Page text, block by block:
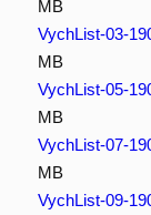
MB
VychList-03-
MB
VychList-05-
MB
VychList-07-
MB
VychList-09-